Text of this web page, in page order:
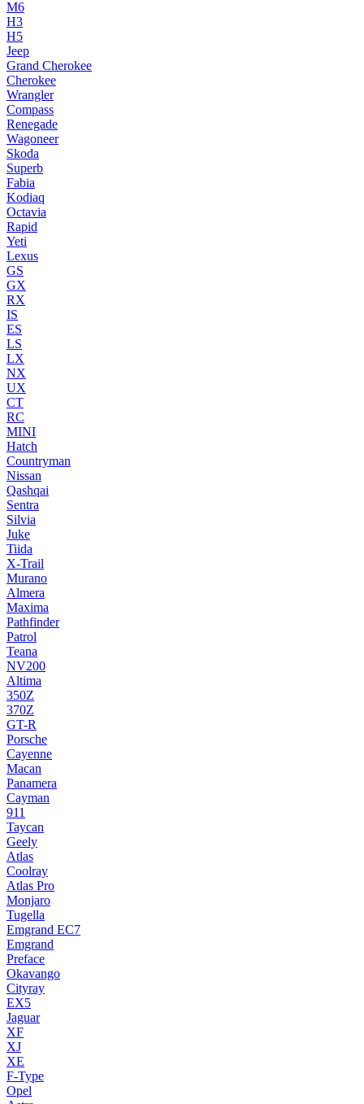
M6
H3
H5
Jeep
Grand Cherokee
Cherokee
Wrangler
Compass
Renegade
Wagoneer
Skoda
Superb
Fabia
Kodiaq
Octavia
Rapid
Yeti
Lexus
GS
GX
RX
IS
ES
LS
LX
NX
UX
CT
RC
MINI
Hatch
Countryman
Nissan
Qashqai
Sentra
Silvia
Juke
Tiida
X-Trail
Murano
Almera
Maxima
Pathfinder
Patrol
Teana
NV200
Altima
350Z
370Z
GT-R
Porsche
Cayenne
Macan
Panamera
Cayman
911
Taycan
Geely
Atlas
Coolray
Atlas Pro
Monjaro
Tugella
Emgrand EC7
Emgrand
Preface
Okavango
Cityray
EX5
Jaguar
XF
XJ
XE
F-Type
Opel